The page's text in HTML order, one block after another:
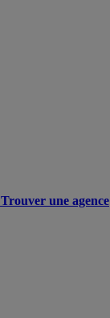
Trouver une agence